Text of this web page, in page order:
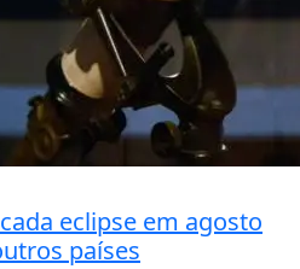
eclipse em agosto
países